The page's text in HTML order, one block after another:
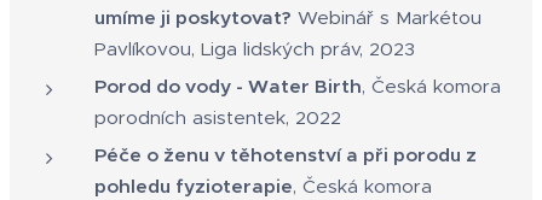
umíme ji poskytovat? Webinář s Markétou
Pavlíkovou, Liga lidských práv, 2023
Porod do vody - Water Birth, Česká komora
porodních asistentek, 2022
Péče o ženu v těhotenství a při porodu z
pohledu fyzioterapie, Česká komora